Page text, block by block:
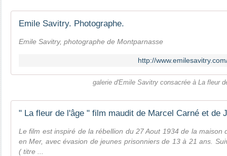
Emile Savitry. Photographe.
Emile Savitry, photographe de Montparnasse
http://
galerie d'Emile Savitry consacrée à La fleur
" La fleur de l'âge " film maudit de Marcel Carné et de
Le film est inspiré de la rébellion du 27 Aout 1934 de la maison
en Mer, avec évasion de jeunes prisonniers de 13 à 21 ans.
( titre ...